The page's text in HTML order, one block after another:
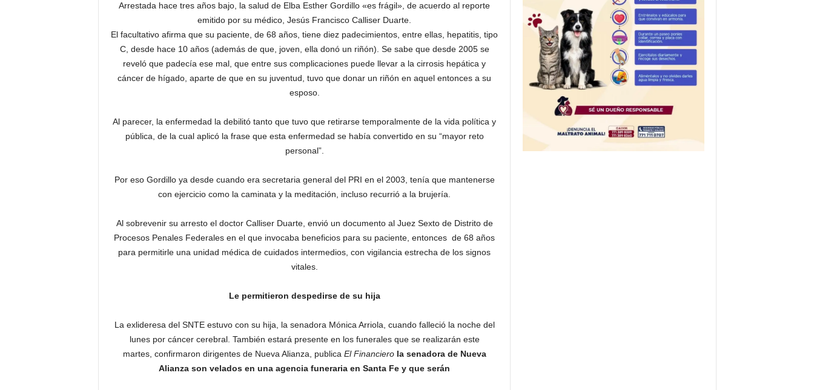
Arrestada hace tres años bajo, la salud de Elba Esther Gordillo «es frágil», de acuerdo al reporte
emitido por su médico, Jesús Francisco Calliser Duarte.
El facultativo afirma que su paciente, de 68 años, tiene diez padecimientos, entre ellas, hepatitis, tipo
C, desde hace 10 años (además de que, joven, ella donó un riñón). Se sabe que desde 2005 se
reveló que padecía ese mal, que entre sus complicaciones puede llevar a la cirrosis hepática y
cáncer de hígado, aparte de que en su juventud, tuvo que donar un riñón en aquel entonces a su
esposo.
Al parecer, la enfermedad la debilitó tanto que tuvo que retirarse temporalmente de la vida política y
pública, de la cual aplicó la frase que esta enfermedad se había convertido en su “mayor reto
personal”.
Por eso Gordillo ya desde cuando era secretaria general del PRI en el 2003, tenía que mantenerse
con ejercicio como la caminata y la meditación, incluso recurrió a la brujería.
Al sobrevenir su arresto el doctor Calliser Duarte, envió un documento al Juez Sexto de Distrito de
Procesos Penales Federales en el que invocaba beneficios para su paciente, entonces de 68 años
para permitirle una unidad médica de cuidados intermedios, con vigilancia estrecha de los signos
vitales.
Le permitieron despedirse de su hija
La exlideresa del SNTE estuvo con su hija, la senadora Mónica Arriola, cuando falleció la noche del
lunes por cáncer cerebral. También estará presente en los funerales que se realizarán este
martes, confirmaron dirigentes de Nueva Alianza, publica El Financierola senadora de Nueva
Alianza son velados en una agencia funeraria en Santa Fe y que serán